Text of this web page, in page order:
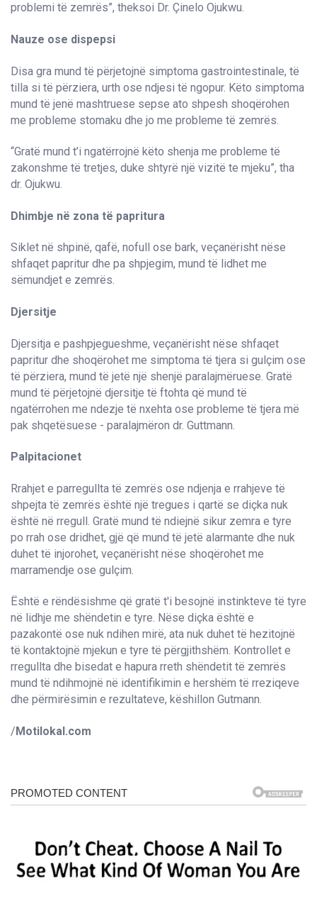
problemi të zemrës”, theksoi Dr. Çinelo Ojukwu.
Nauze ose dispepsi
Disa gra mund të përjetojnë simptoma gastrointestinale, të
tilla si të përziera, urth ose ndjesi të ngopur. Këto simptoma
mund të jenë mashtruese sepse ato shpesh shoqërohen
me probleme stomaku dhe jo me probleme të zemrës.
“Gratë mund t’i ngatërrojnë këto shenja me probleme të
zakonshme të tretjes, duke shtyrë një vizitë te mjeku”, tha
dr. Ojukwu.
Dhimbje në zona të papritura
Siklet në shpinë, qafë, nofull ose bark, veçanërisht nëse
shfaqet papritur dhe pa shpjegim, mund të lidhet me
sëmundjet e zemrës.
Djersitje
Djersitja e pashpjegueshme, veçanërisht nëse shfaqet
papritur dhe shoqërohet me simptoma të tjera si gulçim ose
të përziera, mund të jetë një shenjë paralajmëruese. Gratë
mund të përjetojnë djersitje të ftohta që mund të
ngatërrohen me ndezje të nxehta ose probleme të tjera më
pak shqetësuese - paralajmëron dr. Guttmann.
Palpitacionet
Rrahjet e parregullta të zemrës ose ndjenja e rrahjeve të
shpejta të zemrës është një tregues i qartë se diçka nuk
është në rregull. Gratë mund të ndiejnë sikur zemra e tyre
po rrah ose dridhet, gjë që mund të jetë alarmante dhe nuk
duhet të injorohet, veçanërisht nëse shoqërohet me
marramendje ose gulçim.
Është e rëndësishme që gratë t'i besojnë instinkteve të tyre
në lidhje me shëndetin e tyre. Nëse diçka është e
pazakontë ose nuk ndihen mirë, ata nuk duhet të hezitojnë
të kontaktojnë mjekun e tyre të përgjithshëm. Kontrollet e
rregullta dhe bisedat e hapura rreth shëndetit të zemrës
mund të ndihmojnë në identifikimin e hershëm të rreziqeve
dhe përmirësimin e rezultateve, këshillon Gutmann.
/Motilokal.com